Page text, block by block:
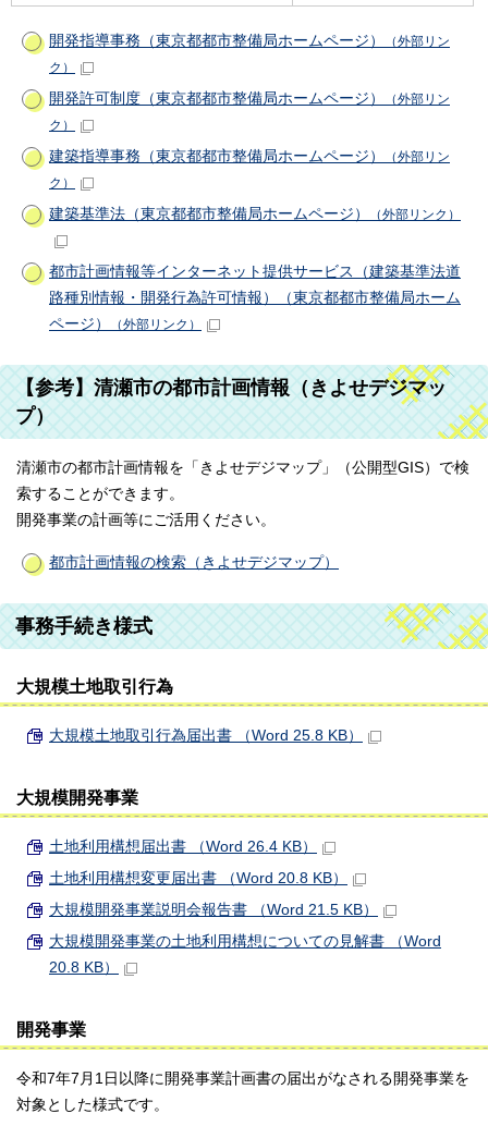
開発指導事務（東京都都市整備局ホームページ）
（外部リン
ク）
開発許可制度（東京都都市整備局ホームページ）
（外部リン
ク）
建築指導事務（東京都都市整備局ホームページ）
（外部リン
ク）
建築基準法（東京都都市整備局ホームページ） （外部リンク）
都市計画情報等インターネット提供サービス（建築基準法道
路種別情報・開発行為許可情報）（東京都都市整備局ホーム
ページ）
（外部リンク）
【参考】清瀬市の都市計画情報（きよせデジマッ
プ）
清瀬市の都市計画情報を「きよせデジマップ」（公開型GIS）で検
索することができます。
開発事業の計画等にご活用ください。
都市計画情報の検索（きよせデジマップ）
事務手続き様式
大規模土地取引行為
大規模土地取引行為届出書 （Word 25.8 KB）
大規模開発事業
土地利用構想届出書 （Word 26.4 KB）
土地利用構想変更届出書 （Word 20.8 KB）
大規模開発事業説明会報告書 （Word 21.5 KB）
大規模開発事業の土地利用構想についての見解書 （Word
20.8 KB）
開発事業
令和7年7月1日以降に開発事業計画書の届出がなされる開発事業を
対象とした様式です。